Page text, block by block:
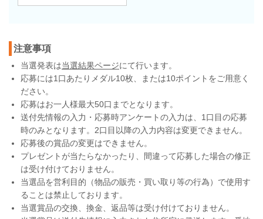
注意事項
当選発表は当選結果ページにて行います。
応募には1口あたりメダル10枚、または10ポイントをご用意く
ださい。
応募はお一人様最大50口までとなります。
送付先情報の入力・応募時アンケートの入力は、1口目の応募
時のみとなります。2口目以降の入力内容は変更できません。
応募後の賞品の変更はできません。
プレゼントが当たらなかったり、間違って応募した場合の修正
は受け付けておりません。
当選品を営利目的（物品の販売・買い取り等の行為）で使用す
ることは禁止しております。
当選賞品の交換、換金、返品等は受け付けておりません。